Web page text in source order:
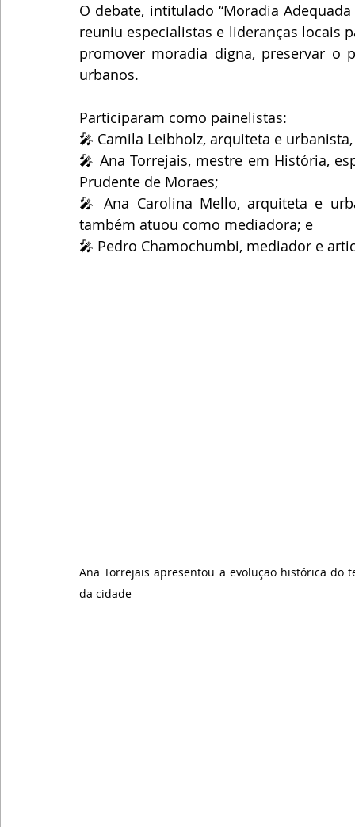
O debate, intitulado “Moradia
reuniu especialistas e lideranças locais
promover moradia digna, preservar o
urbanos.
Participaram como painelistas:
🎤 Camila Leibholz, arquiteta e
🎤 Ana Torrejais, mestre em História,
Prudente de Moraes;
🎤 Ana Carolina Mello, arquiteta e
também atuou como mediadora; e
🎤 Pedro Chamochumbi, mediador e
Ana Torrejais apresentou a evolução histórica
da cidade